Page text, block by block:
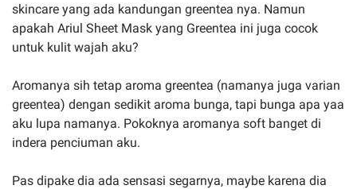
skincare yang ada kandungan greentea nya. Namun
apakah Ariul Sheet Mask yang Greentea ini juga cocok
untuk kulit wajah aku?
Aromanya sih tetap aroma greentea (namanya juga varian
greentea) dengan sedikit aroma bunga, tapi bunga apa yaa
aku lupa namanya. Pokoknya aromanya soft banget di
indera penciuman aku.
Pas dipake dia ada sensasi segarnya, maybe karena dia